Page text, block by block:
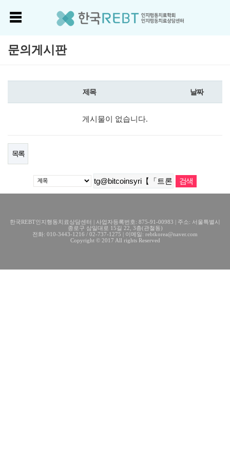
문의게시판
제목 날짜
게시물이 없습니다.
목록
한국REBT인지행동치료상담센터 | 사업자등록번호: 875-91-00983 | 주소: 서울특별시
종로구 삼일대로 15길 22, 3층(관철동)
전화: 010-3443-1216 / 02-737-1275 | 이메일: rebtkorea@naver.com
Copyright © 2017 All rights Reserved